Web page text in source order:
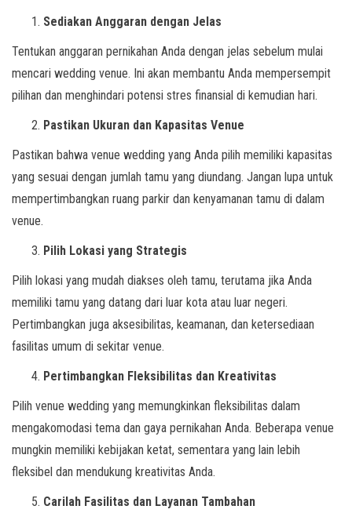
Sediakan Anggaran dengan Jelas
Tentukan anggaran pernikahan Anda dengan jelas sebelum mulai
mencari wedding venue. Ini akan membantu Anda mempersempit
pilihan dan menghindari potensi stres finansial di kemudian hari.
Pastikan Ukuran dan Kapasitas Venue
Pastikan bahwa venue wedding yang Anda pilih memiliki kapasitas
yang sesuai dengan jumlah tamu yang diundang. Jangan lupa untuk
mempertimbangkan ruang parkir dan kenyamanan tamu di dalam
venue.
Pilih Lokasi yang Strategis
Pilih lokasi yang mudah diakses oleh tamu, terutama jika Anda
memiliki tamu yang datang dari luar kota atau luar negeri.
Pertimbangkan juga aksesibilitas, keamanan, dan ketersediaan
fasilitas umum di sekitar venue.
Pertimbangkan Fleksibilitas dan Kreativitas
Pilih venue wedding yang memungkinkan fleksibilitas dalam
mengakomodasi tema dan gaya pernikahan Anda. Beberapa venue
mungkin memiliki kebijakan ketat, sementara yang lain lebih
fleksibel dan mendukung kreativitas Anda.
Carilah Fasilitas dan Layanan Tambahan